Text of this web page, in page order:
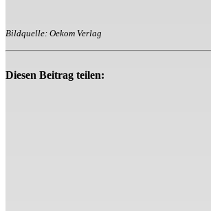
Bildquelle: Oekom Verlag
Diesen Beitrag teilen: